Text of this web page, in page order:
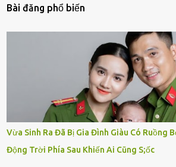
Bài đăng phổ biến
Vừa Sinh Ra Đã Bị Gia Đình Giàu Có Ruồng
Động Trời Phía Sau Khiến Ai Cũng S;ốc